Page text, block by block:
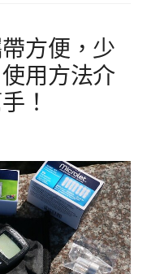
方便，少
用方法介
！